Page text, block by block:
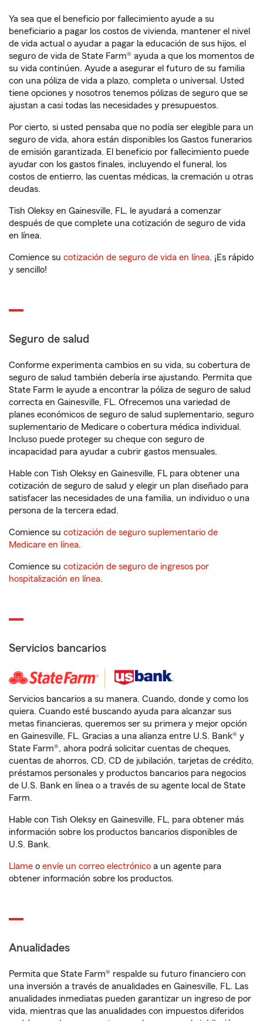
Ya sea que el beneficio por fallecimiento ayude a su
beneficiario a pagar los costos de vivienda, mantener el nivel
de vida actual o ayudar a pagar la educación de sus hijos, el
seguro de vida de State Farm® ayuda a que los momentos de
su vida continúen. Ayude a asegurar el futuro de su familia
con una póliza de vida a plazo, completa o universal. Usted
tiene opciones y nosotros tenemos pólizas de seguro que se
ajustan a casi todas las necesidades y presupuestos.
Por cierto, si usted pensaba que no podía ser elegible para un
seguro de vida, ahora están disponibles los Gastos funerarios
de emisión garantizada. El beneficio por fallecimiento puede
ayudar con los gastos finales, incluyendo el funeral, los
costos de entierro, las cuentas médicas, la cremación u otras
deudas.
Tish Oleksy en Gainesville, FL, le ayudará a comenzar
después de que complete una cotización de seguro de vida
en línea.
Comience su cotización de seguro de vida en línea. ¡Es rápido
y sencillo!
Seguro de salud
Conforme experimenta cambios en su vida, su cobertura de
seguro de salud también debería irse ajustando. Permita que
State Farm le ayude a encontrar la póliza de seguro de salud
correcta en Gainesville, FL. Ofrecemos una variedad de
planes económicos de seguro de salud suplementario, seguro
suplementario de Medicare o cobertura médica individual.
Incluso puede proteger su cheque con seguro de
incapacidad para ayudar a cubrir gastos mensuales.
Hable con Tish Oleksy en Gainesville, FL para obtener una
cotización de seguro de salud y elegir un plan diseñado para
satisfacer las necesidades de una familia, un individuo o una
persona de la tercera edad.
Comience su cotización de seguro suplementario de
Medicare en línea.
Comience su cotización de seguro de ingresos por
hospitalización en línea.
Servicios bancarios
Servicios bancarios a su manera. Cuando, donde y como los
quiera. Cuando esté buscando ayuda para alcanzar sus
metas financieras, queremos ser su primera y mejor opción
en Gainesville, FL. Gracias a una alianza entre U.S. Bank® y
State Farm®, ahora podrá solicitar cuentas de cheques,
cuentas de ahorros, CD, CD de jubilación, tarjetas de crédito,
préstamos personales y productos bancarios para negocios
de U.S. Bank en línea o a través de su agente local de State
Farm.
Hable con Tish Oleksy en Gainesville, FL, para obtener más
información sobre los productos bancarios disponibles de
U.S. Bank.
Llame o envíe un correo electrónico a un agente para
obtener información sobre los productos.
Anualidades
Permita que State Farm® respalde su futuro financiero con
una inversión a través de anualidades en Gainesville, FL. Las
anualidades inmediatas pueden garantizar un ingreso de por
vida, mientras que las anualidades con impuestos diferidos